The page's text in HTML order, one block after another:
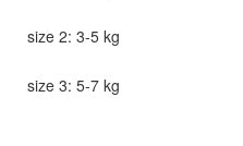
size 2: 3-5 kg
size 3: 5-7 kg